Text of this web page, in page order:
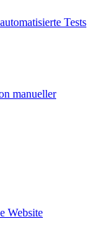
Tests
manueller
Website